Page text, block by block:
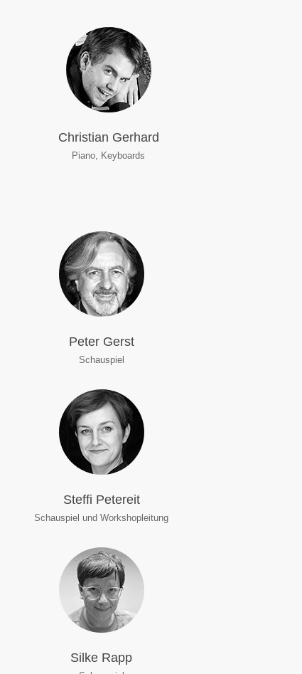
Christian Gerhard
Piano, Keyboards
Peter Gerst
Schauspiel
Steffi Petereit
Schauspiel und Workshopleitung
Silke Rapp